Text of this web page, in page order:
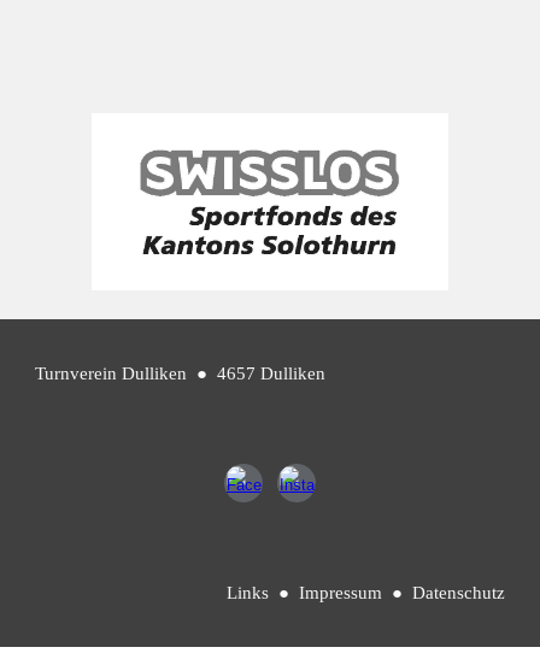
Turnverein Dulliken ● 4657 Dulliken
Links● Impressum ● Datenschutz